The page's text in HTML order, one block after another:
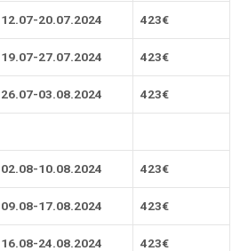
12.07-20.07.2024 423€
19.07-27.07.2024 423€
26.07-03.08.2024 423€
02.08-10.08.2024 423€
09.08-17.08.2024 423€
16.08-24.08.2024 423€